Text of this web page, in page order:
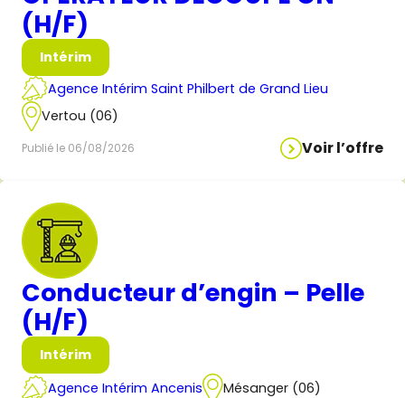
(H/F)
Intérim
Agence Intérim Saint Philbert de Grand Lieu
Vertou (06)
Publié le 06/08/2026 Voir l’offre
Conducteur d’engin – Pelle
(H/F)
Intérim
Agence Intérim Ancenis
Mésanger (06)